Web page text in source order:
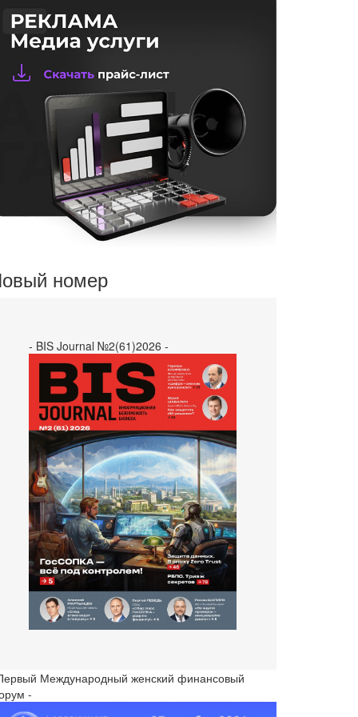
номер
- BIS Journal №2(61)2026 -
Международный женский финансовый
-